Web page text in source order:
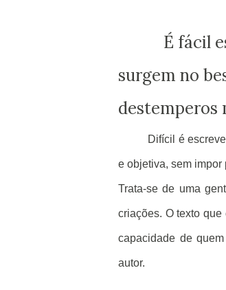
É fácil
surgem no
destemperos
Difícil é
e objetiva, sem
Trata-se de uma
criações. O texto
capacidade de
autor.